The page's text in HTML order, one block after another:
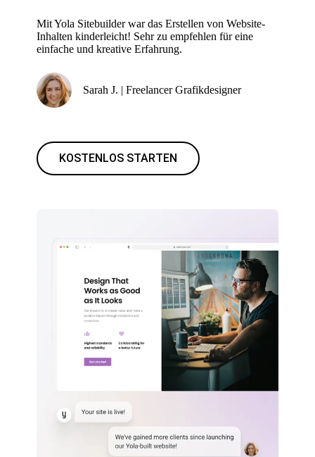
Mit Yola Sitebuilder war das Erstellen von Website-
Inhalten kinderleicht! Sehr zu empfehlen für eine
einfache und kreative Erfahrung.
Sarah J. | Freelancer Grafikdesigner
KOSTENLOS STARTEN